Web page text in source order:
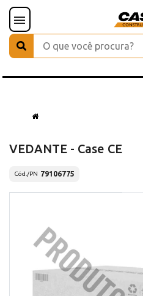
VEDANTE - Case CE
Cód./PN 79106775